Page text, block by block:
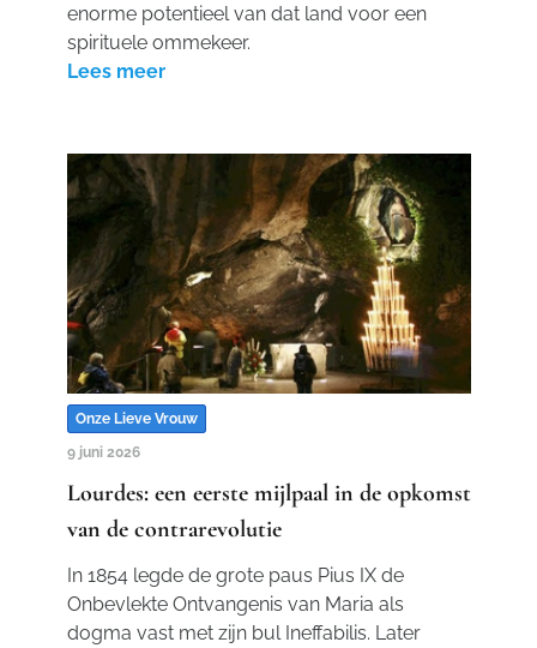
enorme potentieel van dat land voor een
spirituele ommekeer.
Lees meer
Onze Lieve Vrouw
9 juni 2026
Lourdes: een eerste mijlpaal in de opkomst
van de contrarevolutie
In 1854 legde de grote paus Pius IX de
Onbevlekte Ontvangenis van Maria als
dogma vast met zijn bul Ineffabilis. Later